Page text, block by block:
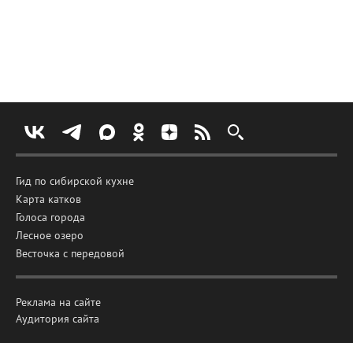
Гид по сибирской кухне
Карта катков
Голоса города
Лесное озеро
Весточка с передовой
Реклама на сайте
Аудитория сайта